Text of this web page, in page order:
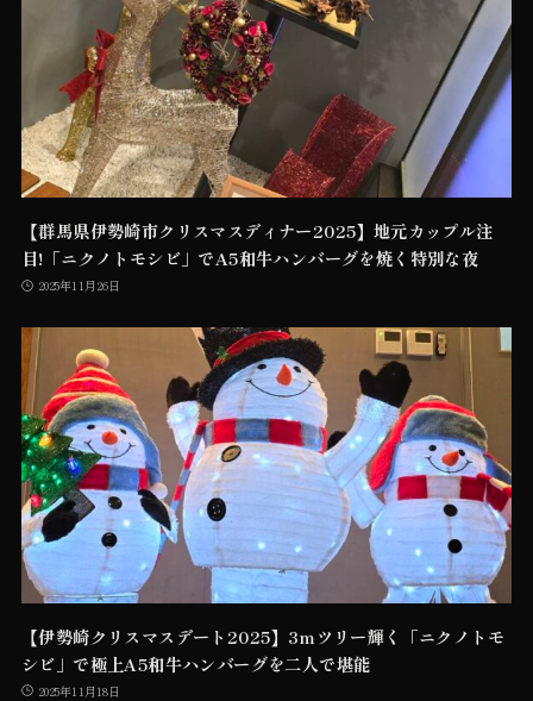
【群馬県伊勢崎市クリスマスディナー2025】地元カップル注
目!「ニクノトモシビ」でA5和牛ハンバーグを焼く特別な夜
2025年11月26日
【伊勢崎クリスマスデート2025】3mツリー輝く「ニクノトモ
シビ」で極上A5和牛ハンバーグを二人で堪能
2025年11月18日